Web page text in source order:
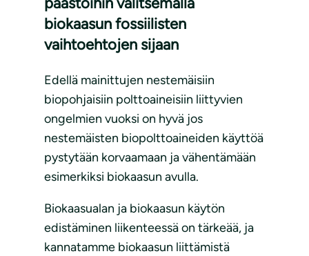
biokaasun fossiilisten
vaihtoehtojen sijaan
Edellä mainittujen nestemäisiin
biopohjaisiin polttoaineisiin liittyvien
ongelmien vuoksi on hyvä jos
nestemäisten biopolttoaineiden käyttöä
pystytään korvaamaan ja vähentämään
esimerkiksi biokaasun avulla.
Biokaasualan ja biokaasun käytön
edistäminen liikenteessä on tärkeää, ja
kannatamme biokaasun liittämistä